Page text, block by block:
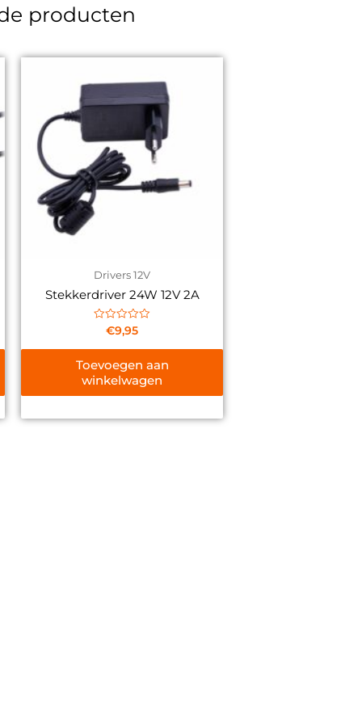
producten
Drivers 12V
Stekkerdriver 24W 12V 2A
Gewaardeerd
uit
€9,95
Toevoegen aan
winkelwagen